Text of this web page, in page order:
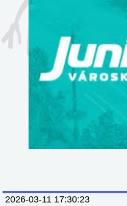
2026-03-11 17:30:23